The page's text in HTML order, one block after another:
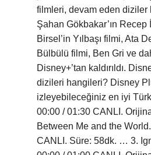
filmleri, devam eden diziler
Şahan Gökbakar’ın
Birsel’in Yılbaşı filmi, Ata
Bülbülü filmi, Ben Gri ve
Disney+’tan kaldırıldı.
dizileri hangileri? Disney
izleyebileceğiniz en iyi
00:00 / 01:30 CANLI.
Between Me and the
CANLI. Süre: 58dk. … 3.